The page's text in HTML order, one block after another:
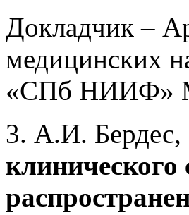
Докладчик –
медицинских
«СПб НИИФ»
3. А.И.
клинического